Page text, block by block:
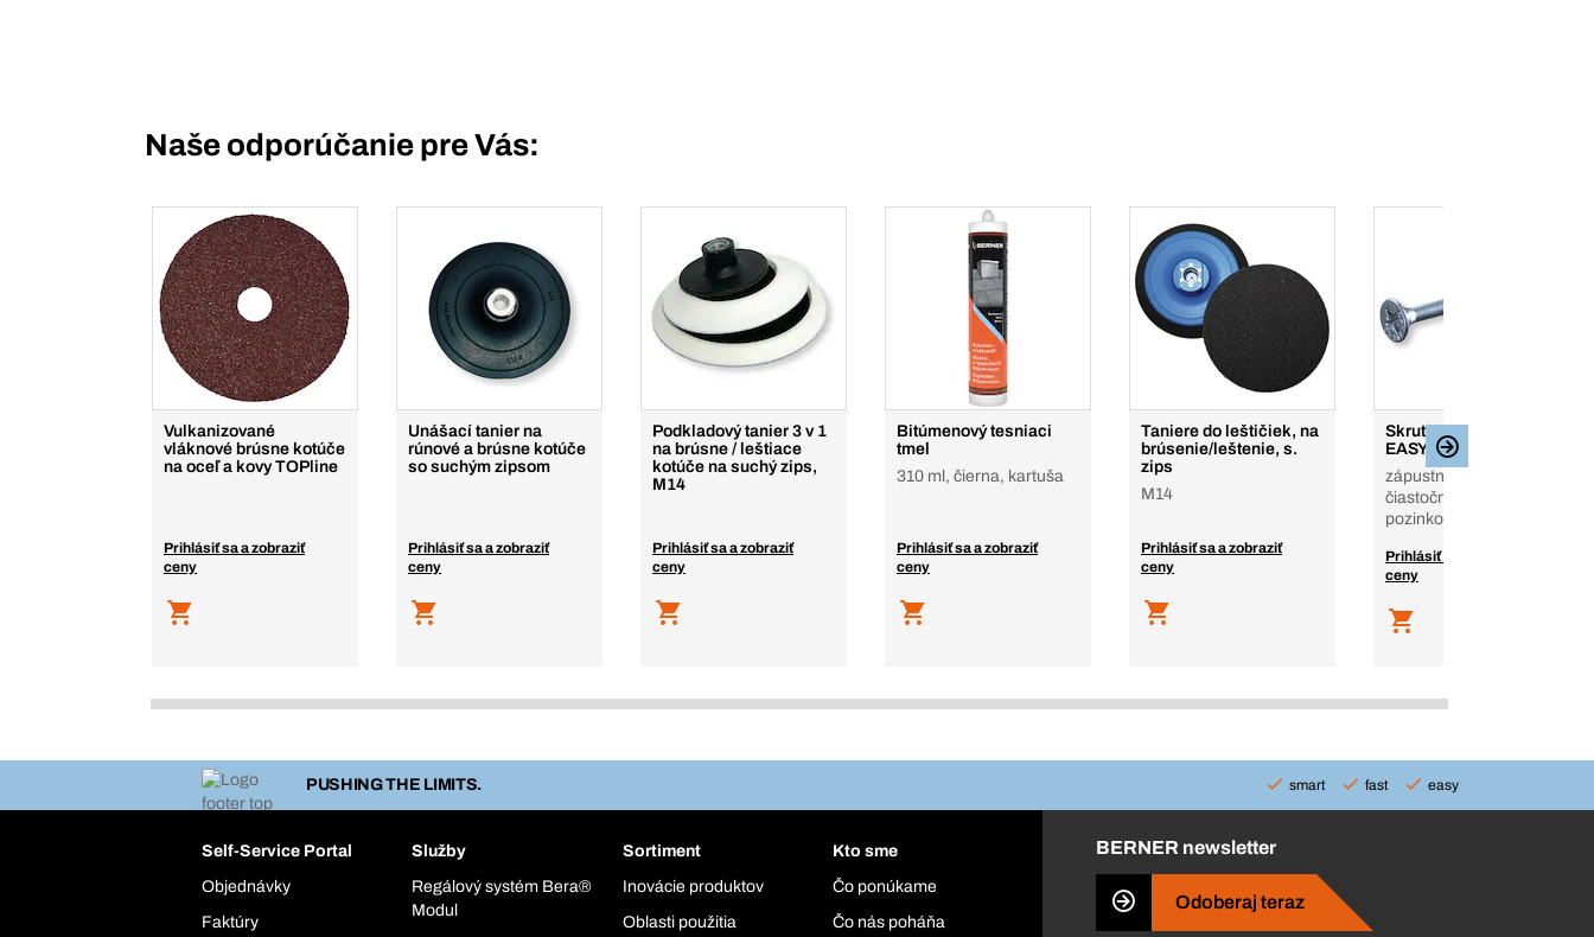
Naše odporúčanie pre Vás:
Vulkanizované
vláknové brúsne kotúče
na oceľ a kovy TOPline
Prihlásiť sa a zobraziť
ceny
Unášací tanier na
rúnové a brúsne kotúče
so suchým zipsom
Prihlásiť sa a zobraziť
ceny
Podkladový tanier 3 v 1
na brúsne / leštiace
kotúče na suchý zips,
M14
Prihlásiť sa a zobraziť
ceny
Bitúmenový tesniaci
tmel
310 ml, čierna, kartuša
Prihlásiť sa a zobraziť
ceny
Taniere do leštičiek, na
brúsenie/leštenie, s.
zips
M14
Prihlásiť sa a zobraziť
ceny
Skrutky do drevotriesky
EASYclassic
zápustná hlava, PZD ,
čiastočný závit, oceľ,
pozinkované
Prihlásiť sa a zobraziť
ceny
PUSHING THE LIMITS. smart fast easy
Self-Service Portal
Objednávky
Faktúry
Služby
Regálový systém Bera®
Modul
Sortiment
Inovácie produktov
Oblasti použitia
Kto sme
Čo ponúkame
Čo nás poháňa
BERNER newsletter
Odoberaj teraz